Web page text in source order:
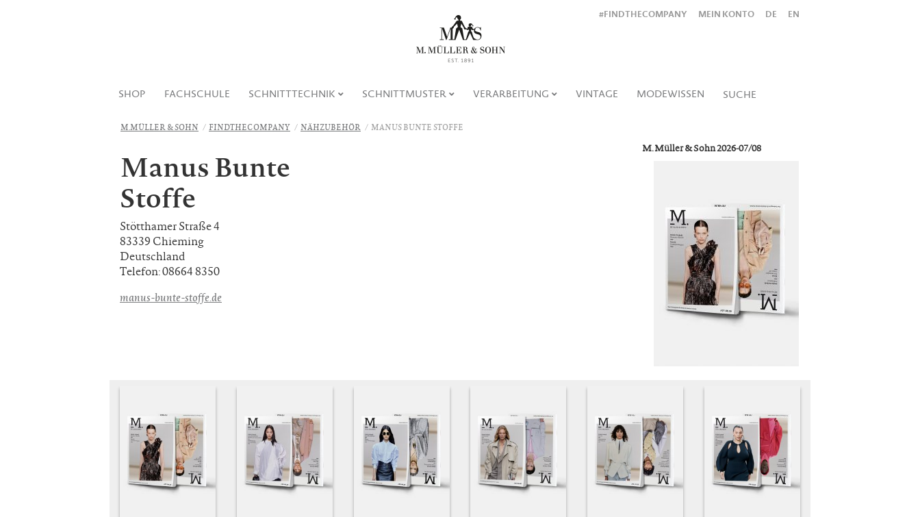
#FINDTHECOMPANY MEIN KONTO DE EN
SHOP FACHSCHULE SCHNITTTECHNIK SCHNITTMUSTER VERARBEITUNG VINTAGE MODEWISSEN SUCHE
Alles Shop SUCHEN
M.MÜLLER & SOHN FINDTHECOMPANY NÄHZUBEHÖR MANUS BUNTE STOFFE
Manus Bunte
Stoffe
Stötthamer Straße 4
83339 Chieming
Deutschland
Telefon: 08664 8350
manus-bunte-stoffe.de
M. Müller & Sohn 2026-07/08